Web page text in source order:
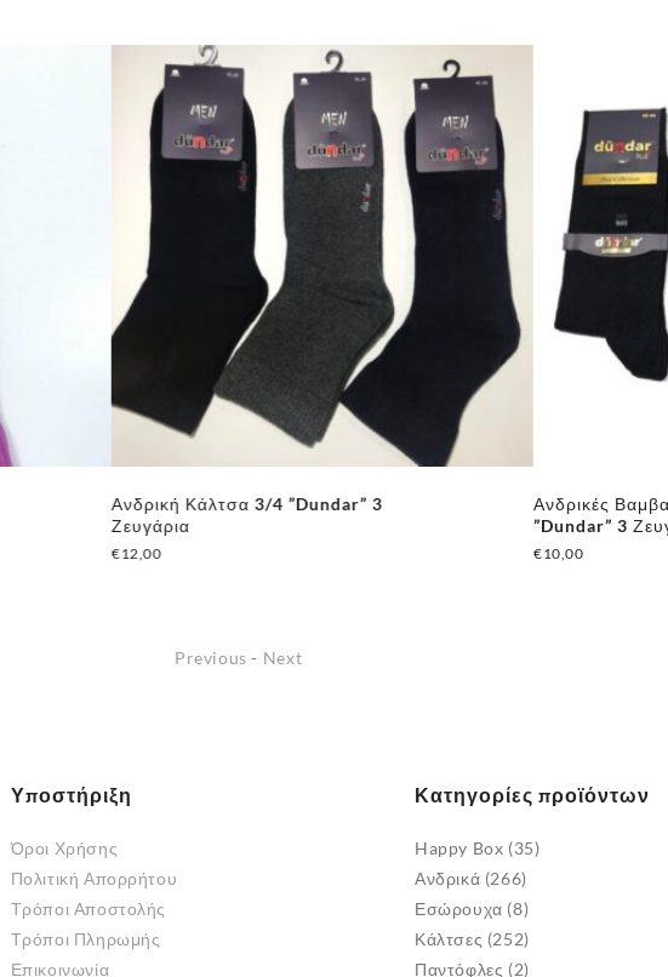
Ανδρική Κάλτσα 3/4 ”Dundar” 3
Ανδρικές Βαμβακερές
”Dundar” 3 Ζευγάρια
Previous - Next
Υποστήριξη
Όροι Χρήσης
Πολιτική Απορρήτου
Τρόποι Αποστολής
Τρόποι Πληρωμής
Επικοινωνία
Κατηγορίες προϊόντων
Happy Box (35)
Ανδρικά (266)
Εσώρουχα (8)
Κάλτσες (252)
Παντόφλες (2)